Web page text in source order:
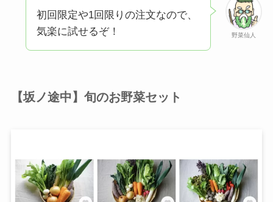
野菜仙人
初回限定や1回限りの注文なので、
気楽に試せるぞ！
【坂ノ途中】旬のお野菜セット